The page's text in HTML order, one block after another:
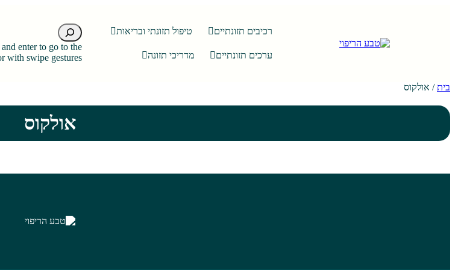
רכיבים תזונתיים טיפול תזונתי ובריאות
ערכים תזונתיים מדריכי תזונה
חיפוש
enter to go to the
with swipe gestures.
בית/ אולקוס
אולקוס